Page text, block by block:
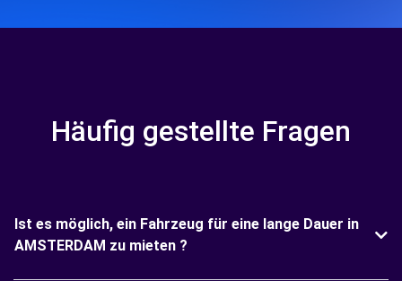
Häufig gestellte Fragen
Ist es möglich, ein Fahrzeug für eine lange Dauer in
AMSTERDAM zu mieten ?